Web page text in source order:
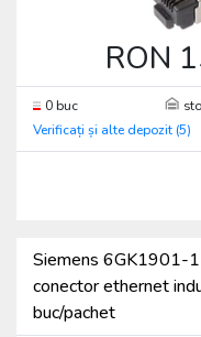
RON
0 buc
Verificați și alte depozit (5)
Siemens 6GK1901-
conector ethernet
buc/pachet